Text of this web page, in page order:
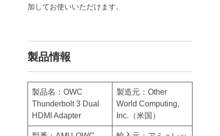
加してお使いいただけます。
製品情報
製品名：OWC
Thunderbolt 3 Dual
HDMI Adapter
製造元：Other
World Computing,
Inc.（米国）